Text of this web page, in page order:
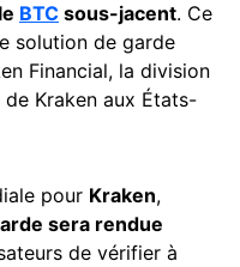
BTC sous-jacent. Ce
solution de garde
Financial, la division
Kraken aux États-
pour Kraken,
sera rendue
de vérifier à